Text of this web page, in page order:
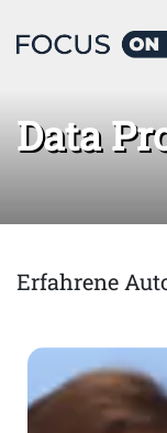
Home Data
Data
Erfahrene